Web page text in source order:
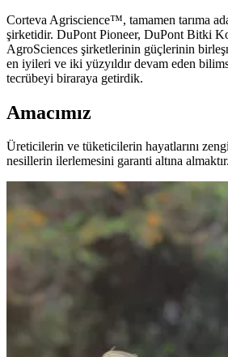
Corteva Agriscience™, tamamen tarıma
şirketidir. DuPont Pioneer, DuPont Bitki
AgroSciences şirketlerinin güçlerinin
en iyileri ve iki yüzyıldır devam eden
tecrübeyi biraraya getirdik.
Amacımız
Üreticilerin ve tüketicilerin hayatlarını
nesillerin ilerlemesini garanti altına almaktır.